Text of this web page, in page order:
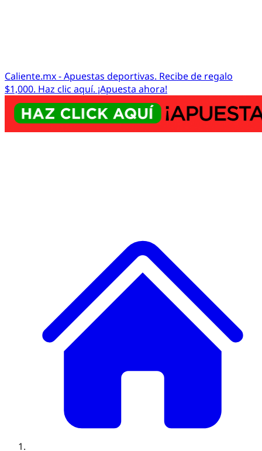
Caliente.mx - Apuestas deportivas. Recibe de regalo
$1,000. Haz clic aquí. ¡Apuesta ahora!